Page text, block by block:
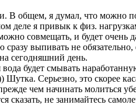
В общем, я думал, что можно
я привык к физ.
совмещать, и будет
выпивать не
сегодняшний день.
будет смывать
Серьезно, это скорее
чем начинать молиться
не занимайтесь